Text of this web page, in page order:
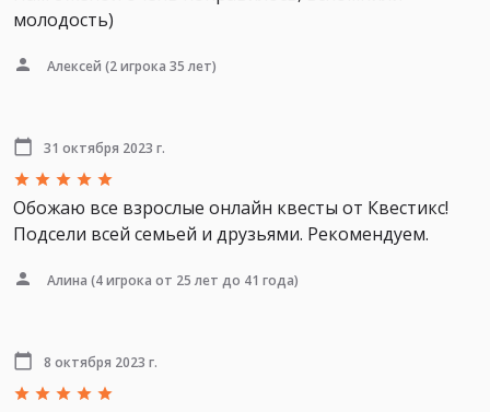
молодость)
Алексей (2 игрока 35 лет)
31 октября 2023 г.
Обожаю все взрослые онлайн квесты от Квестикс!
Подсели всей семьей и друзьями. Рекомендуем.
Алина (4 игрока от 25 лет до 41 года)
8 октября 2023 г.